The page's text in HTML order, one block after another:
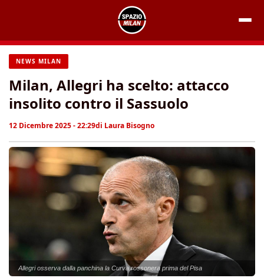
contenuto
NEWS MILAN
Milan, Allegri ha scelto: attacco
insolito contro il Sassuolo
12 Dicembre 2025 - 22:29di Laura Bisogno
Allegri osserva dalla panchina la Curva rossonera prima del Pisa